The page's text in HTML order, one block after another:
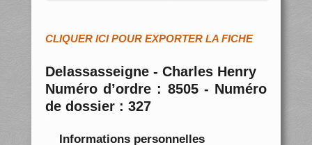
CLIQUER ICI POUR EXPORTER LA FICHE
Delassasseigne - Charles Henry
Numéro d’ordre : 8505 - Numéro
de dossier : 327
Informations personnelles